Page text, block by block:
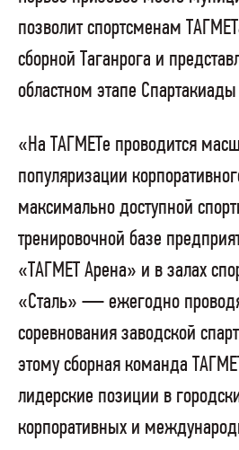
позволит спортсменам
сборной Таганрога и
областном этапе
«На ТАГМЕТе проводится
популяризации
максимально доступной
тренировочной базе
«ТАГМЕТ Арена» и в залах
«Сталь» — ежегодно
соревнования заводской
этому сборная команда
лидерские позиции в
корпоративных и